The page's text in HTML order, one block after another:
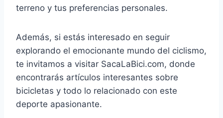
terreno y tus preferencias personales.
Además, si estás interesado en seguir
explorando el emocionante mundo del ciclismo,
te invitamos a visitar SacaLaBici.com, donde
encontrarás artículos interesantes sobre
bicicletas y todo lo relacionado con este
deporte apasionante.